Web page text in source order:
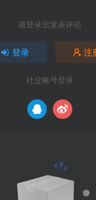
请登录后发表评论
登录 注
社交账号登录